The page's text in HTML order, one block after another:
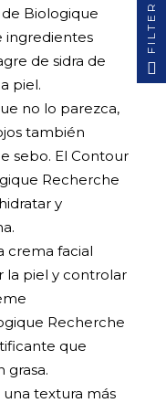
Biologique
ingredientes
de sidra de
piel.
no lo parezca,
también
sebo. El Contour
Recherche
y
crema facial
la piel y controlar
Recherche
que
grasa.
una textura más
FILTER